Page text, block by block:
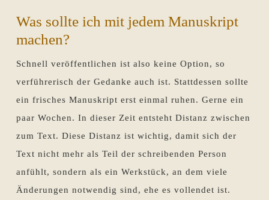
Was sollte ich mit jedem Manuskript
machen?
Schnell veröffentlichen ist also keine Option, so
verführerisch der Gedanke auch ist. Stattdessen sollte
ein frisches Manuskript erst einmal ruhen. Gerne ein
paar Wochen. In dieser Zeit entsteht Distanz zwischen
zum Text. Diese Distanz ist wichtig, damit sich der
Text nicht mehr als Teil der schreibenden Person
anfühlt, sondern als ein Werkstück, an dem viele
Änderungen notwendig sind, ehe es vollendet ist.